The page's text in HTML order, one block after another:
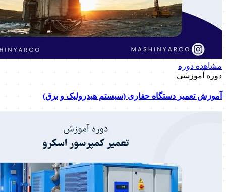
مشاهده دوره
دوره آموزشی
آموزش تعمیر دستگاه حفاری (سیستم هیدرولیک و برق)